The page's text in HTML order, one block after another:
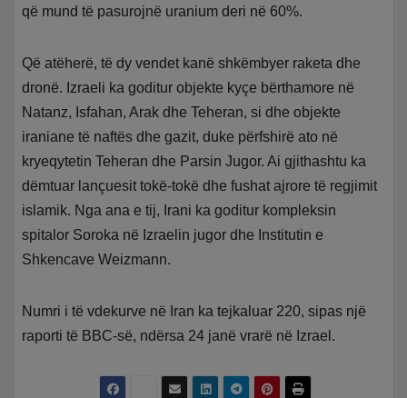
që mund të pasurojnë uranium deri në 60%.
Që atëherë, të dy vendet kanë shkëmbyer raketa dhe
dronë. Izraeli ka goditur objekte kyçe bërthamore në
Natanz, Isfahan, Arak dhe Teheran, si dhe objekte
iraniane të naftës dhe gazit, duke përfshirë ato në
kryeqytetin Teheran dhe Parsin Jugor. Ai gjithashtu ka
dëmtuar lançuesit tokë-tokë dhe fushat ajrore të regjimit
islamik. Nga ana e tij, Irani ka goditur kompleksin
spitalor Soroka në Izraelin jugor dhe Institutin e
Shkencave Weizmann.
Numri i të vdekurve në Iran ka tejkaluar 220, sipas një
raporti të BBC-së, ndërsa 24 janë vrarë në Izrael.